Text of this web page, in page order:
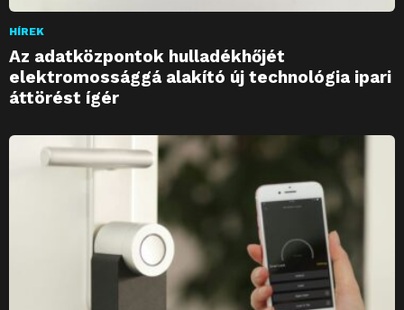
HÍREK
Az adatközpontok hulladékhőjét
elektromossággá alakító új technológia ipari
áttörést ígér